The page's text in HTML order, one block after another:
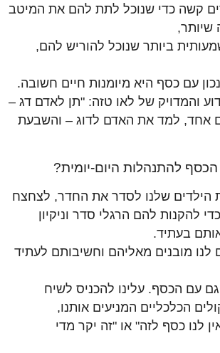
קשה כדי שנוכל לתת להם את המיטב
שיותר,
ביותר שנוכל להוריש להם,
עם כסף היא מיומנות חיים חשובה.
והמדויק של לאו טזה: "תן לאדם דג –
אחד, למד את האדם לדוג – והשבעת
להתנהלות היום-יומית?
הילדים שלנו לסדר את החדר, לצחצח
להקנות להם הרגלי סדר וניקיון
בעתיד.
לנו מובנים מאליהם וחשיבותם לעתיד
עם הכסף. עלינו להכניס לשיח
הכלכליים המניעים אותנו,
לנו כסף לזה" או "זה יקר מדי